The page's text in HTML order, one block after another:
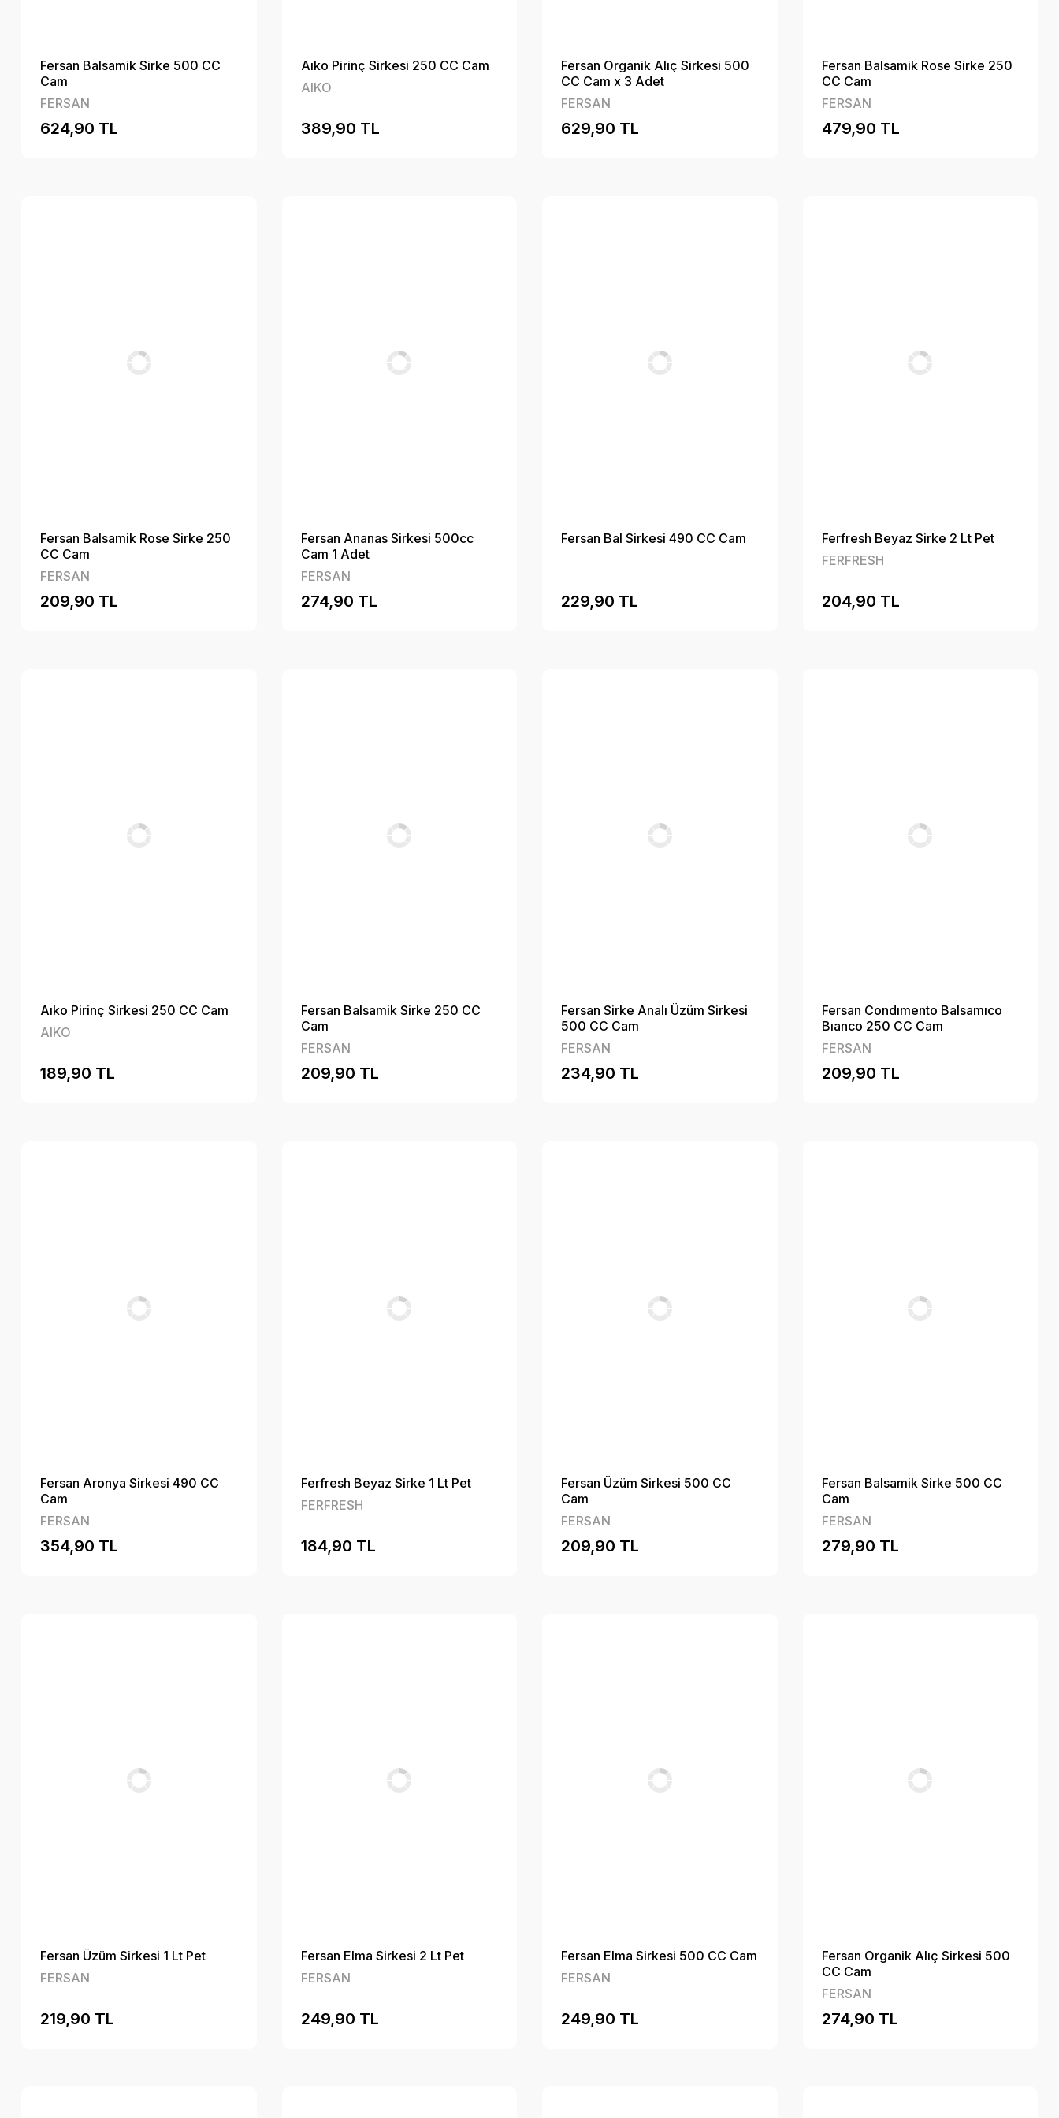
Fersan Balsamik Sirke 500 CC
Cam
FERSAN
624,90 TL
Aıko Pirinç Sirkesi 250 CC Cam
AIKO
389,90 TL
Fersan Organik Alıç Sirkesi 500
CC Cam x 3 Adet
FERSAN
629,90 TL
Fersan Balsamik Rose Sirke 250
CC Cam
FERSAN
479,90 TL
Fersan Balsamik Rose Sirke 250
CC Cam
FERSAN
209,90 TL
Fersan Ananas Sirkesi 500cc
Cam 1 Adet
FERSAN
274,90 TL
Fersan Bal Sirkesi 490 CC Cam
229,90 TL
Ferfresh Beyaz Sirke 2 Lt Pet
FERFRESH
204,90 TL
Aıko Pirinç Sirkesi 250 CC Cam
AIKO
189,90 TL
Fersan Balsamik Sirke 250 CC
Cam
FERSAN
209,90 TL
Fersan Sirke Analı Üzüm Sirkesi
500 CC Cam
FERSAN
234,90 TL
Fersan Condımento Balsamıco
Bıanco 250 CC Cam
FERSAN
209,90 TL
Fersan Aronya Sirkesi 490 CC
Cam
FERSAN
354,90 TL
Ferfresh Beyaz Sirke 1 Lt Pet
FERFRESH
184,90 TL
Fersan Üzüm Sirkesi 500 CC
Cam
FERSAN
209,90 TL
Fersan Balsamik Sirke 500 CC
Cam
FERSAN
279,90 TL
Fersan Üzüm Sirkesi 1 Lt Pet
FERSAN
219,90 TL
Fersan Elma Sirkesi 2 Lt Pet
FERSAN
249,90 TL
Fersan Elma Sirkesi 500 CC Cam
FERSAN
249,90 TL
Fersan Organik Alıç Sirkesi 500
CC Cam
FERSAN
274,90 TL